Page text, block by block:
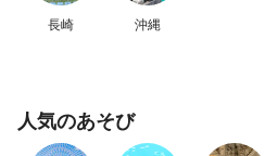
長崎 沖縄
人気のあそび